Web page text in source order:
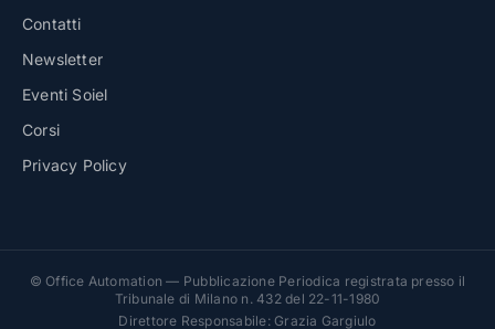
Contatti
Newsletter
Eventi Soiel
Corsi
Privacy Policy
© Office Automation — Pubblicazione Periodica registrata presso il
Tribunale di Milano n. 432 del 22-11-1980
Direttore Responsabile: Grazia Gargiulo